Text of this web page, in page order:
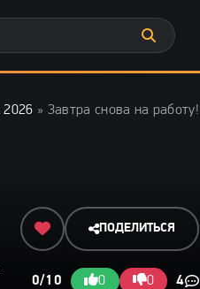
» Завтра снова на работу!
ПОДЕЛИТЬСЯ
0/10 0 0 4